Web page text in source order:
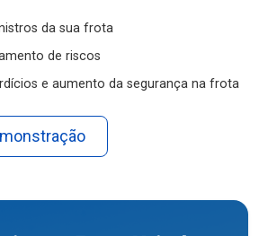
da sua frota
de riscos
e aumento da segurança na frota